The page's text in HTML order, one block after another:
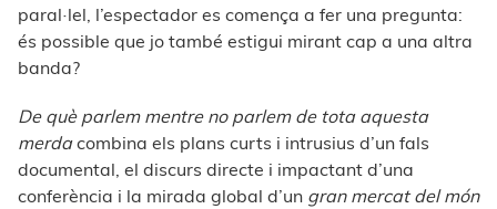
paral·lel, l’espectador es comença a fer una pregunta:
és possible que jo també estigui mirant cap a una altra
banda?
De què parlem mentre no parlem de tota aquesta
merdacombina els plans curts i intrusius d’un fals
documental, el discurs directe i impactant d’una
conferència i la mirada global d’un gran mercat del món